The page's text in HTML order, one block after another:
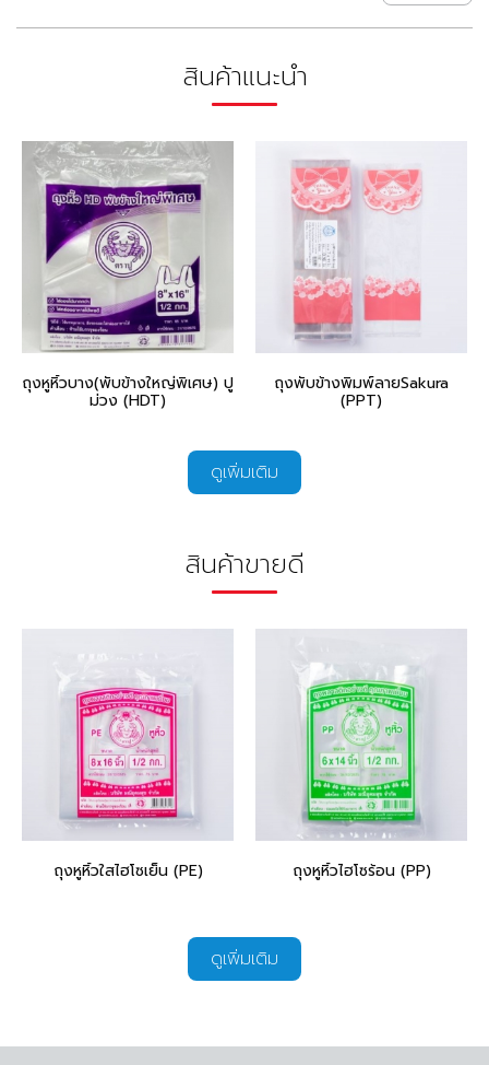
สินค้าแนะนำ
ถุงหูหิ้วบาง(พับข้างใหญ่พิเศษ) ปู
ม่วง (HDT)
ถุงพับข้างพิมพ์ลายSakura
(PPT)
ดูเพิ่มเติม
สินค้าขายดี
ถุงหูหิ้วใสไฮโซเย็น (PE) ถุงหูหิ้วไฮโซร้อน (PP)
ดูเพิ่มเติม